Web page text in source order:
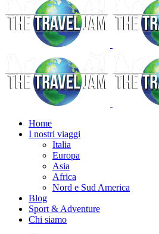
Home
I nostri viaggi
Italia
Europa
Asia
Africa
Nord e Sud America
Blog
Sport & Adventure
Chi siamo